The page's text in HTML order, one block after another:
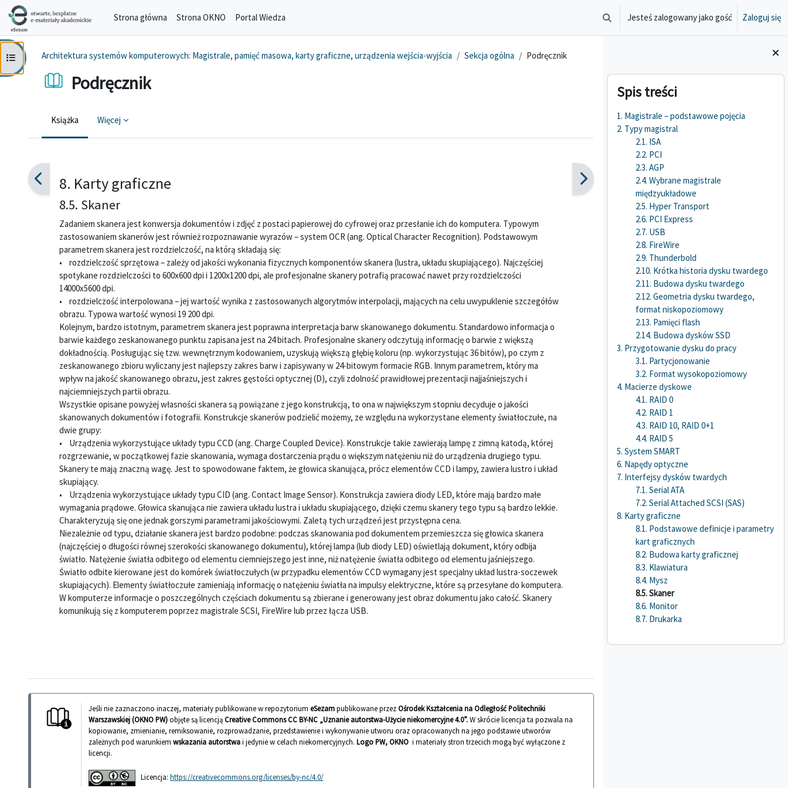
Przejdź do głównej zawartości
Strona główna
Strona OKNO Portal Wiedza Przełącznik wyszukiwarki
Jesteś zalogowany jako gość Zaloguj się
Bloki
Pomiń Spis treści
Spis treści
1. Magistrale – podstawowe pojęcia
2. Typy magistral
2.1. ISA
2.2. PCI
2.3. AGP
2.4. Wybrane magistrale
międzyukładowe
2.5. Hyper Transport
2.6. PCI Express
2.7. USB
2.8. FireWire
2.9. Thunderbold
2.10. Krótka historia dysku twardego
2.11. Budowa dysku twardego
2.12. Geometria dysku twardego,
format niskopoziomowy
2.13. Pamięci flash
2.14. Budowa dysków SSD
3. Przygotowanie dysku do pracy
3.1. Partycjonowanie
3.2. Format wysokopoziomowy
4. Macierze dyskowe
4.1. RAID 0
4.2. RAID 1
4.3. RAID 10, RAID 0+1
4.4. RAID 5
5. System SMART
6. Napędy optyczne
7. Interfejsy dysków twardych
7.1. Serial ATA
7.2. Serial Attached SCSI (SAS)
8. Karty graficzne
8.1. Podstawowe definicje i parametry
kart graficznych
8.2. Budowa karty graficznej
8.3. Klawiatura
8.4. Mysz
8.5. Skaner
8.6. Monitor
8.7. Drukarka
Otwórz indeks kursu
Architektura systemów komputerowych: Magistrale, pamięć masowa, karty graficzne, urządzenia wejścia-wyjścia Sekcja ogólna Podręcznik
Podręcznik
Książka Więcej
8. Karty graficzne
8.5. Skaner
Zadaniem skanera jest konwersja dokumentów i zdjęć z postaci papierowej do cyfrowej oraz przesłanie ich do komputera. Typowym
zastosowaniem skanerów jest również rozpoznawanie wyrazów – system OCR (ang. Optical Character Recognition). Podstawowym
parametrem skanera jest rozdzielczość, na którą składają się:
• rozdzielczość sprzętowa – zależy od jakości wykonania fizycznych komponentów skanera (lustra, układu skupiającego). Najczęściej
spotykane rozdzielczości to 600x600 dpi i 1200x1200 dpi, ale profesjonalne skanery potrafią pracować nawet przy rozdzielczości
14000x5600 dpi.
• rozdzielczość interpolowana – jej wartość wynika z zastosowanych algorytmów interpolacji, mających na celu uwypuklenie szczegółów
obrazu. Typowa wartość wynosi 19 200 dpi.
Kolejnym, bardzo istotnym, parametrem skanera jest poprawna interpretacja barw skanowanego dokumentu. Standardowo informacja o
barwie każdego zeskanowanego punktu zapisana jest na 24 bitach. Profesjonalne skanery odczytują informację o barwie z większą
dokładnością. Posługując się tzw. wewnętrznym kodowaniem, uzyskują większą głębię koloru (np. wykorzystując 36 bitów), po czym z
zeskanowanego zbioru wyliczany jest najlepszy zakres barw i zapisywany w 24-bitowym formacie RGB. Innym parametrem, który ma
wpływ na jakość skanowanego obrazu, jest zakres gęstości optycznej (D), czyli zdolność prawidłowej prezentacji najjaśniejszych i
najciemniejszych partii obrazu.
Wszystkie opisane powyżej własności skanera są powiązane z jego konstrukcją, to ona w największym stopniu decyduje o jakości
skanowanych dokumentów i fotografii. Konstrukcje skanerów podzielić możemy, ze względu na wykorzystane elementy światłoczułe, na
dwie grupy:
• Urządzenia wykorzystujące układy typu CCD (ang. Charge Coupled Device). Konstrukcje takie zawierają lampę z zimną katodą, której
rozgrzewanie, w początkowej fazie skanowania, wymaga dostarczenia prądu o większym natężeniu niż do urządzenia drugiego typu.
Skanery te mają znaczną wagę. Jest to spowodowane faktem, że głowica skanująca, prócz elementów CCD i lampy, zawiera lustro i układ
skupiający.
• Urządzenia wykorzystujące układy typu CID (ang. Contact Image Sensor). Konstrukcja zawiera diody LED, które mają bardzo małe
wymagania prądowe. Głowica skanująca nie zawiera układu lustra i układu skupiającego, dzięki czemu skanery tego typu są bardzo lekkie.
Charakteryzują się one jednak gorszymi parametrami jakościowymi. Zaletą tych urządzeń jest przystępna cena.
Niezależnie od typu, działanie skanera jest bardzo podobne: podczas skanowania pod dokumentem przemieszcza się głowica skanera
(najczęściej o długości równej szerokości skanowanego dokumentu), której lampa (lub diody LED) oświetlają dokument, który odbija
światło. Natężenie światła odbitego od elementu ciemniejszego jest inne, niż natężenie światła odbitego od elementu jaśniejszego.
Światło odbite kierowane jest do komórek światłoczułych (w przypadku elementów CCD wymagany jest specjalny układ lustra-soczewek
skupiających). Elementy światłoczułe zamieniają informację o natężeniu światła na impulsy elektryczne, które są przesyłane do komputera.
W komputerze informacje o poszczególnych częściach dokumentu są zbierane i generowany jest obraz dokumentu jako całość. Skanery
komunikują się z komputerem poprzez magistrale SCSI, FireWire lub przez łącza USB.
Jeśli nie zaznaczono inaczej, materiały publikowane w repozytorium eSezampublikowane przezOśrodek Kształcenia na Odległość Politechniki
Warszawskiej (OKNO PW)objęte są licencjąCreative Commons CC BY-NC „Uznanie autorstwa-Użycie niekomercyjne 4.0”.W skrócie licencja ta pozwala na
kopiowanie, zmienianie, remiksowanie, rozprowadzanie, przedstawienie i wykonywanie utworu oraz opracowanych na jego podstawie utworów
zależnych pod warunkiem wskazania autorstwai jedynie w celach niekomercyjnych. Logo PW, OKNO i materiały stron trzecich mogą być wyłączone z
licencji.
Licencja: https://creativecommons.org/licenses/by-nc/4.0/